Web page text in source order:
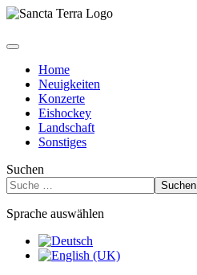
Home
Neuigkeiten
Konzerte
Eishockey
Landschaft
Sonstiges
Suchen
Suchen
Sprache auswählen